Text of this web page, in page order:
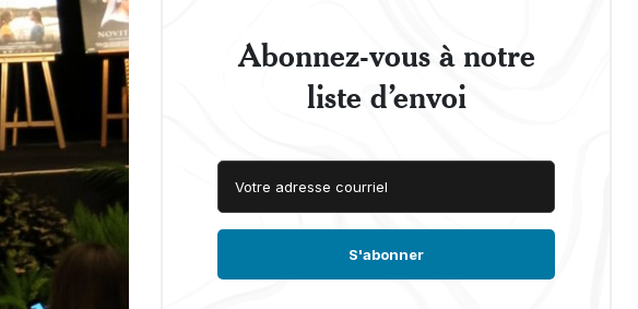
Abonnez-vous à notre
liste d’envoi